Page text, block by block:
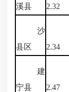
溪县
2.32
沙
县区
2.34
建
宁县
2.47